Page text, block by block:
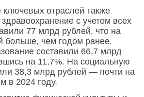
отраслей также
с учетом всех
77 млрд рублей, что на
больше, чем годом ранее.
составили 66,7 млрд
на 11,7%. На социальную
38,3 млрд рублей — почти на
в 2024 году.